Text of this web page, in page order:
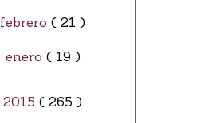
febrero( 21 )
enero ( 19 )
2015( 265 )